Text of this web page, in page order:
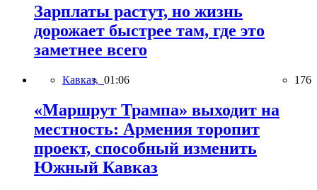
Зарплаты растут, но жизнь
дорожает быстрее там, где это
заметнее всего
Кавказ, 01:06 176
«Маршрут Трампа» выходит на
местность: Армения торопит
проект, способный изменить
Южный Кавказ